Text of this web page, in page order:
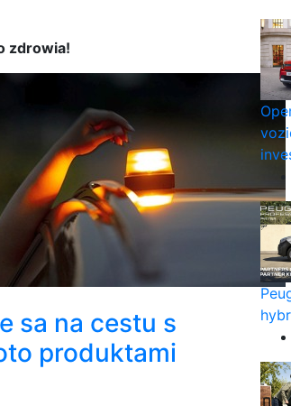
zdrowia!
sa na cestu s
produktami